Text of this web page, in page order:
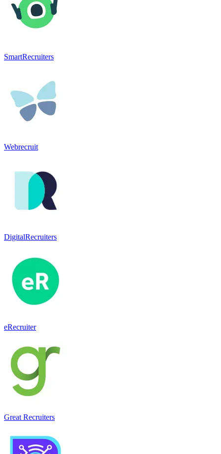
SmartRecruiters
Webrecruit
DigitalRecruiters
eRecruiter
Great Recruiters